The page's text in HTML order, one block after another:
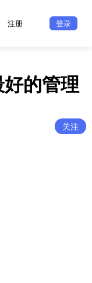
注册 登录
的管理
关注